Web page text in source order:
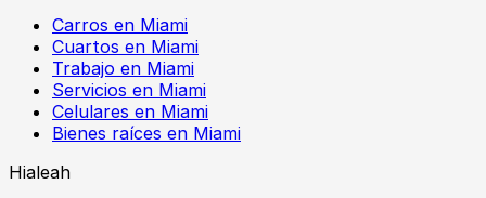
Carros en Miami
Cuartos en Miami
Trabajo en Miami
Servicios en Miami
Celulares en Miami
Bienes raíces en Miami
Hialeah